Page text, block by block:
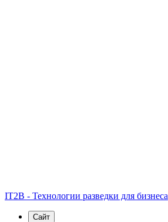
IT2B - Технологии разведки для бизнеса
Сайт